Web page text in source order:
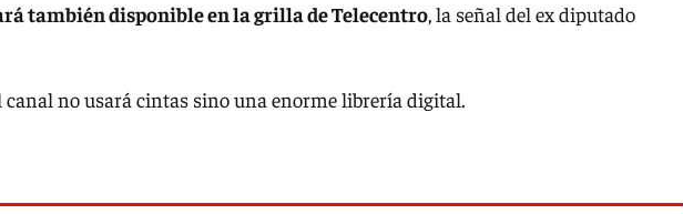
también disponible en la grilla de Telecentro, la señal del ex diputado
canal no usará cintas sino una enorme librería digital.